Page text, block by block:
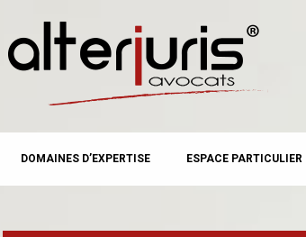
MAIN MENU
content
DOMAINES D’EXPERTISE ESPACE PARTICULIER